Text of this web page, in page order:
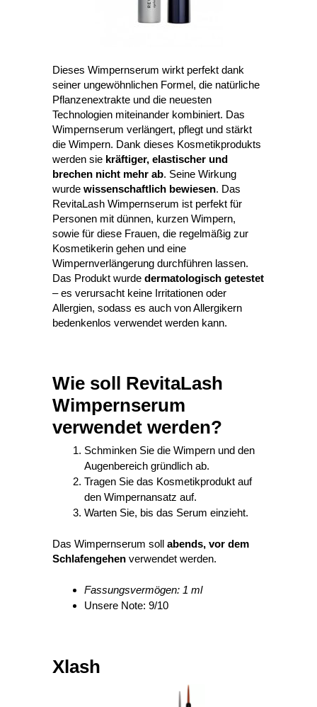
Dieses Wimpernserum wirkt perfekt dank
seiner ungewöhnlichen Formel, die natürliche
Pflanzenextrakte und die neuesten
Technologien miteinander kombiniert. Das
Wimpernserum verlängert, pflegt und stärkt
die Wimpern. Dank dieses Kosmetikprodukts
werden sie kräftiger, elastischer und
brechen nicht mehr ab. Seine Wirkung
wurde wissenschaftlich bewiesen. Das
RevitaLash Wimpernserum ist perfekt für
Personen mit dünnen, kurzen Wimpern,
sowie für diese Frauen, die regelmäßig zur
Kosmetikerin gehen und eine
Wimpernverlängerung durchführen lassen.
Das Produkt wurde dermatologisch getestet
– es verursacht keine Irritationen oder
Allergien, sodass es auch von Allergikern
bedenkenlos verwendet werden kann.
Wie soll RevitaLash
Wimpernserum
verwendet werden?
Schminken Sie die Wimpern und den
Augenbereich gründlich ab.
Tragen Sie das Kosmetikprodukt auf
den Wimpernansatz auf.
Warten Sie, bis das Serum einzieht.
Das Wimpernserum soll abends, vor dem
Schlafengehen verwendet werden.
Fassungsvermögen: 1 ml
Unsere Note: 9/10
Xlash